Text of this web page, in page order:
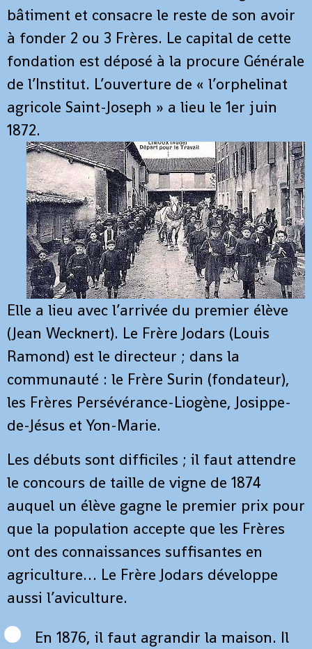
bâtiment et consacre le reste de son avoir
à fonder 2 ou 3 Frères. Le capital de cette
fondation est déposé à la procure Générale
de l’Institut. L’ouverture de « l’orphelinat
agricole Saint-Joseph » a lieu le 1er juin
1872.
Elle a lieu avec l’arrivée du premier élève
(Jean Wecknert). Le Frère Jodars (Louis
Ramond) est le directeur ; dans la
communauté : le Frère Surin (fondateur),
les Frères Persévérance-Liogène, Josippe-
de-Jésus et Yon-Marie.
Les débuts sont difficiles ; il faut attendre
le concours de taille de vigne de 1874
auquel un élève gagne le premier prix pour
que la population accepte que les Frères
ont des connaissances suffisantes en
agriculture… Le Frère Jodars développe
aussi l’aviculture.
En 1876, il faut agrandir la maison. Il